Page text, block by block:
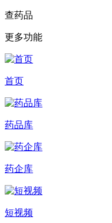
查药品
更多功能
首页
药品库
药企库
短视频